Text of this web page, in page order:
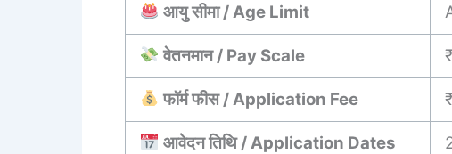
आयु सीमा / Age Limit
वेतनमान / Pay Scale
फॉर्म फीस / Application Fee
आवेदन तिथि / Application Dates